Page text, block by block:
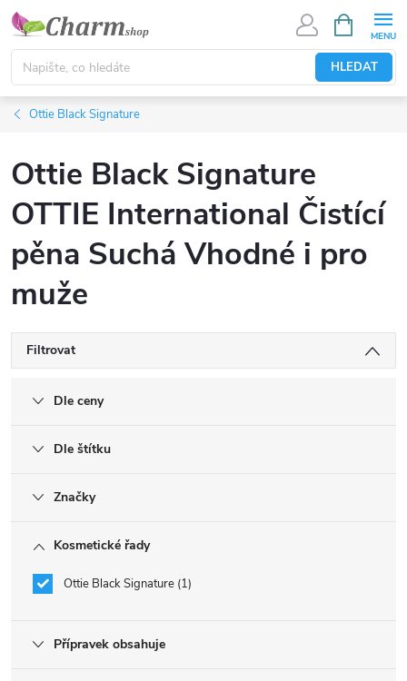
Přejít
obsah
HLEDAT
NÁKUPNÍ
KOŠÍK
Ottie Black Signature
Ottie Black Signature
OTTIE International Čistící
pěna Suchá Vhodné i pro
muže
Filtrovat
Dle ceny
Dle štítku
Značky
Kosmetické řady
Ottie Black Signature 1
Přípravek obsahuje